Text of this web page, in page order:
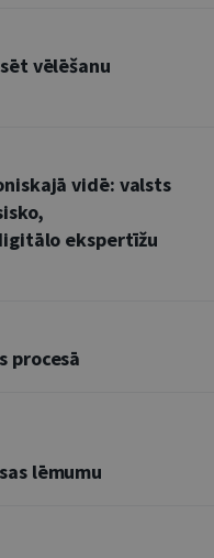
vēlēšanu
vidē: valsts
ekspertīžu
procesā
lēmumu